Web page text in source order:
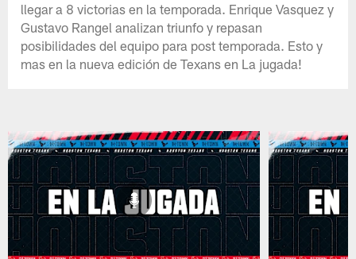
llegar a 8 victorias en la temporada. Enrique Vasquez y
Gustavo Rangel analizan triunfo y repasan
posibilidades del equipo para post temporada. Esto y
mas en la nueva edición de Texans en La jugada!